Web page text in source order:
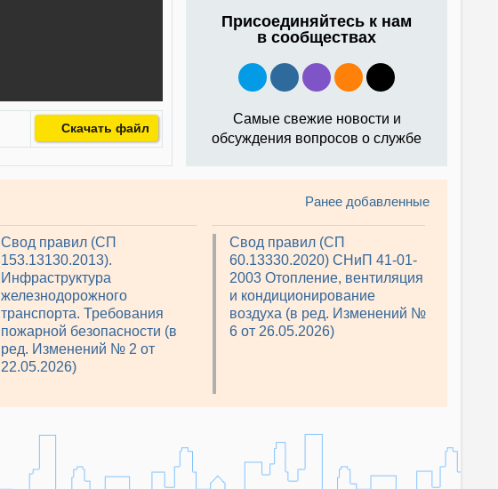
Скачать файл
Присоединяйтесь к нам
в сообществах
Самые свежие новости и
обсуждения вопросов о службе
Свод правил (СП
153.13130.2013).
Инфраструктура
железнодорожного
транспорта. Требования
пожарной безопасности (в
ред. Изменений № 2 от
22.05.2026)
Свод правил (СП
60.13330.2020) СНиП 41-01-
2003 Отопление, вентиляция
и кондиционирование
воздуха (в ред. Изменений №
6 от 26.05.2026)
Ранее добавленные